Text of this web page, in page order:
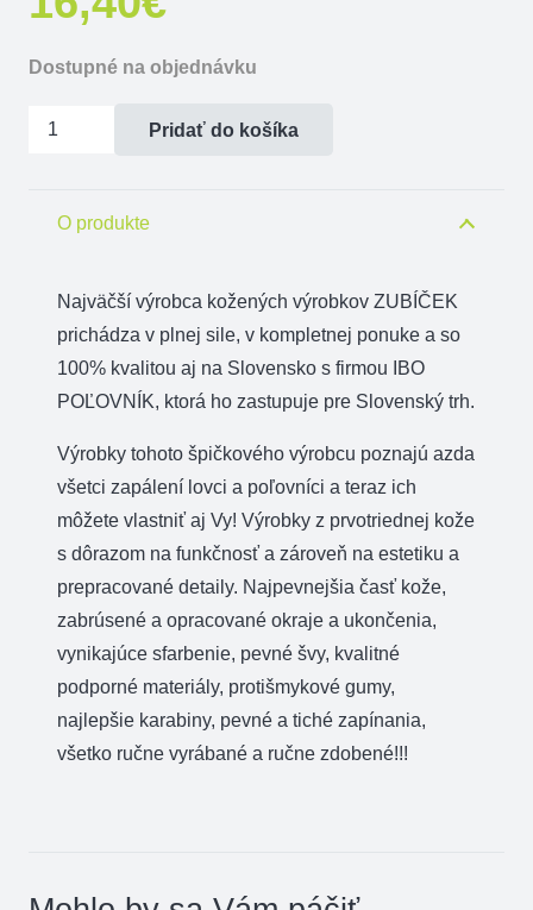
Dostupné na objednávku
množstvo
textilné
Pridať do košíka
O produkte
Najväčší výrobca kožených výrobkov ZUBÍČEK
prichádza v plnej sile, v kompletnej ponuke a so
100% kvalitou aj na Slovensko s firmou IBO
POĽOVNÍK, ktorá ho zastupuje pre Slovenský trh.
Výrobky tohoto špičkového výrobcu poznajú azda
všetci zapálení lovci a poľovníci a teraz ich
môžete vlastniť aj Vy! Výrobky z prvotriednej kože
s dôrazom na funkčnosť a zároveň na estetiku a
prepracované detaily. Najpevnejšia časť kože,
zabrúsené a opracované okraje a ukončenia,
vynikajúce sfarbenie, pevné švy, kvalitné
podporné materiály, protišmykové gumy,
najlepšie karabiny, pevné a tiché zapínania,
všetko ručne vyrábané a ručne zdobené!!!